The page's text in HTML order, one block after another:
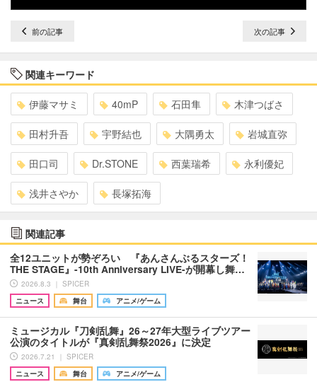
前の記事 次の記事
関連キーワード
伊藤マサミ 40mP 石田隼 木津つばさ
田村升吾 宇野結也 大隅勇太 岩城直弥
田口司 Dr.STONE 西葉瑞希 永利優妃
浅井さやか 長塚拓海
関連記事
全12ユニットが勢ぞろい 『あんさんぶるスターズ！
THE STAGE』-10th Anniversary LIVE-が開幕し舞…
2026.8.3 ｜ SPICER
ニュース
舞台 アニメ/ゲーム
ミュージカル『刀剣乱舞』26～27年大型ライブツアー
公演のタイトルが『真剣乱舞祭2026』に決定
2026.7.21 ｜ SPICER
ニュース
舞台 アニメ/ゲーム